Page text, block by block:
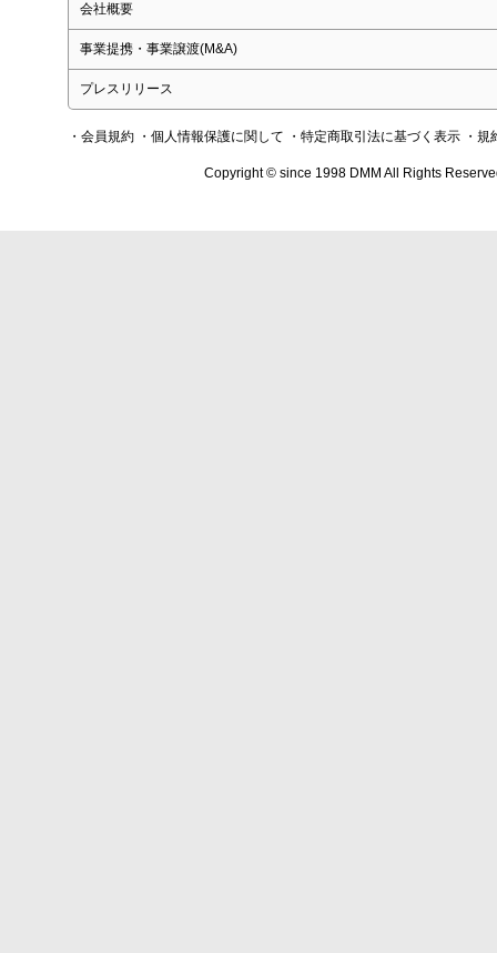
会社概要
事業提携・事業譲渡(M&A)
プレスリリース
・会員規約 ・個人情報保護に関して ・特定商取引法に基づく表示 ・規
Copyright © since 1998 DMM All Rights